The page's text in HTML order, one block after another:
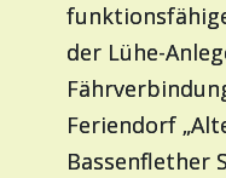
der Lühe-
Feriendorf
Bassenflether